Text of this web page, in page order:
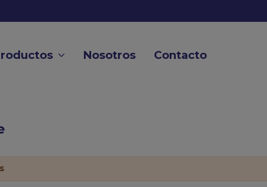
Nosotros Contacto